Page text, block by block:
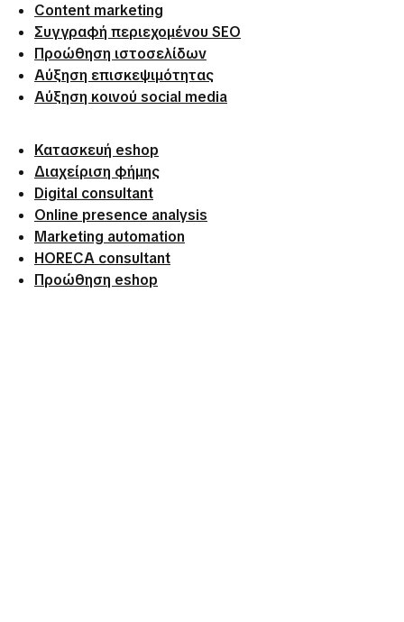
Content marketing
Συγγραφή περιεχομένου SEO
Προώθηση ιστοσελίδων
Αύξηση επισκεψιμότητας
Αύξηση κοινού social media
Κατασκευή eshop
Διαχείριση φήμης
Digital consultant
Online presence analysis
Marketing automation
HORECA consultant
Προώθηση eshop